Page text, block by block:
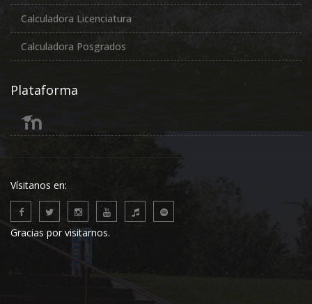
Calculadora Licenciatura
Calculadora Posgrados
Plataforma
Vísitanos en:
Gracias por visitarnos.